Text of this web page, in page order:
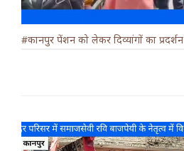
#कानपुर पेंशन को लेकर दिव्यांगों का प्रदर्शन